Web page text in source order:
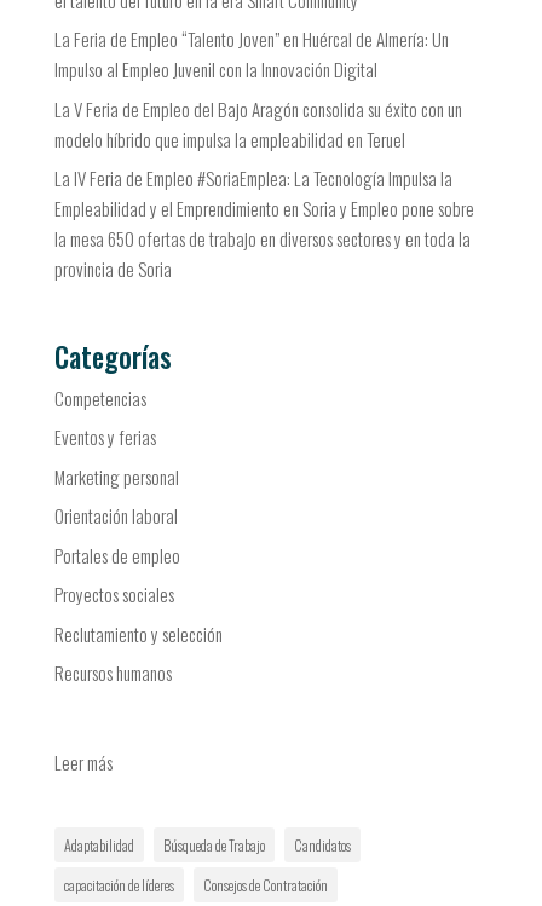
La Feria de Empleo “Talento Joven” en Huércal de Almería: Un
Impulso al Empleo Juvenil con la Innovación Digital
La V Feria de Empleo del Bajo Aragón consolida su éxito con un
modelo híbrido que impulsa la empleabilidad en Teruel
La IV Feria de Empleo #SoriaEmplea: La Tecnología Impulsa la
Empleabilidad y el Emprendimiento en Soria y Empleo pone sobre
la mesa 650 ofertas de trabajo en diversos sectores y en toda la
provincia de Soria
Categorías
Competencias
Eventos y ferias
Marketing personal
Orientación laboral
Portales de empleo
Proyectos sociales
Reclutamiento y selección
Recursos humanos
Leer más:
antes
y
Adaptabilidad Búsqueda de Trabajo
Candidatos
capacitación de líderes
Consejos de Contratación